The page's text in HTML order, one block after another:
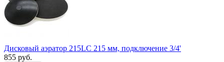
Дисковый аэратор 215LC 215 мм, подключение 3/4'
855 руб.